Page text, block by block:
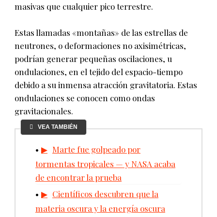
masivas que cualquier pico terrestre.
Estas llamadas «montañas» de las estrellas de
neutrones, o deformaciones no axisimétricas,
podrían generar pequeñas oscilaciones, u
ondulaciones, en el tejido del espacio-tiempo
debido a su inmensa atracción gravitatoria. Estas
ondulaciones se conocen como ondas
gravitacionales.
VEA TAMBIÉN
Marte fue golpeado por
tormentas tropicales — y NASA acaba
de encontrar la prueba
Científicos descubren que la
materia oscura y la energía oscura